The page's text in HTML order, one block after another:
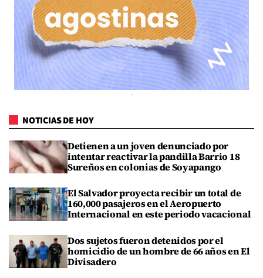
NOTICIAS DE HOY
Detienen a un joven denunciado por
intentar reactivar la pandilla Barrio 18
Sureños en colonias de Soyapango
El Salvador proyecta recibir un total de
160,000 pasajeros en el Aeropuerto
Internacional en este periodo vacacional
Dos sujetos fueron detenidos por el
homicidio de un hombre de 66 años en El
Divisadero